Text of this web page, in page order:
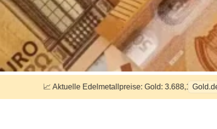
📈 Aktuelle Edelmetallpreise: Gold: 3.688,15 € / Unze |